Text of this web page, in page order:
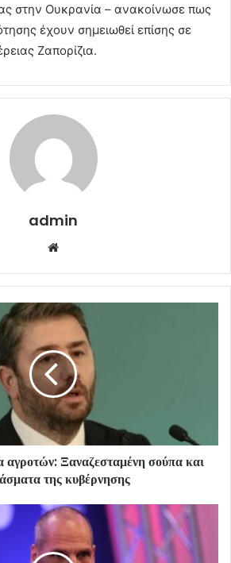
στην Ουκρανία – ανακοίνωσε πως
έχουν σημειωθεί επίσης σε
Ζαπορίζια.
admin
Ξαναζεσταμένη σούπα και
της κυβέρνησης